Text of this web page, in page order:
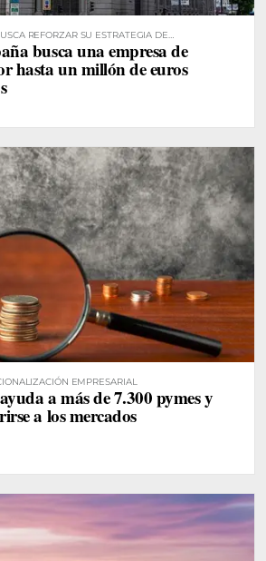
REFORZAR SU ESTRATEGIA DE
busca una empresa de
hasta un millón de euros
EMPRESARIAL
a más de 7.300 pymes y
a los mercados